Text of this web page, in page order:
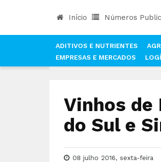
Início Números
ADITIVOS E NUTRIENTES
EMPRESAS E MERCADOS
Vinhos de
do Sul e
08 julho 2016, sexta-feira